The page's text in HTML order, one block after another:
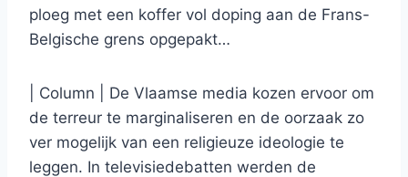
ploeg met een koffer vol doping aan de Frans-
Belgische grens opgepakt…
| Column | De Vlaamse media kozen ervoor om
de terreur te marginaliseren en de oorzaak zo
ver mogelijk van een religieuze ideologie te
leggen. In televisiedebatten werden de